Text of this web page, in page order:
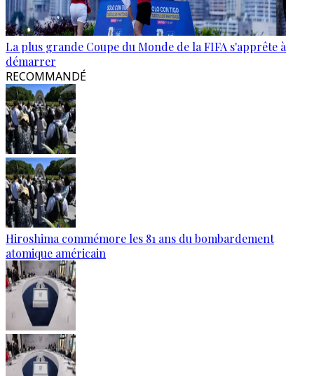
La plus grande Coupe du Monde de la FIFA s'apprête à
démarrer
RECOMMANDÉ
Hiroshima commémore les 81 ans du bombardement
atomique américain